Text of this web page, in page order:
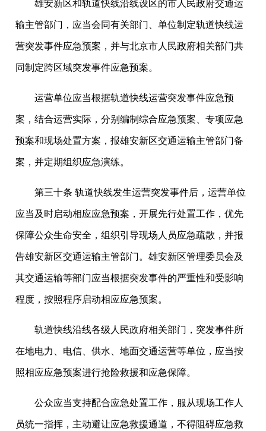
输主管部门，应当会同有关部门、单位制定轨道快线运
营突发事件应急预案，并与北京市人民政府相关部门共
同制定跨区域突发事件应急预案。
运营单位应当根据轨道快线运营突发事件应急预
案，结合运营实际，分别编制综合应急预案、专项应急
预案和现场处置方案，报雄安新区交通运输主管部门备
案，并定期组织应急演练。
第三十条 轨道快线发生运营突发事件后，运营单位
应当及时启动相应应急预案，开展先行处置工作，优先
保障公众生命安全，组织引导现场人员应急疏散，并报
告雄安新区交通运输主管部门。雄安新区管理委员会及
其交通运输等部门应当根据突发事件的严重性和受影响
程度，按照程序启动相应应急预案。
轨道快线沿线各级人民政府相关部门，突发事件所
在地电力、电信、供水、地面交通运营等单位，应当按
照相应应急预案进行抢险救援和应急保障。
公众应当支持配合应急处置工作，服从现场工作人
员统一指挥，主动避让应急救援通道，不得阻碍应急救